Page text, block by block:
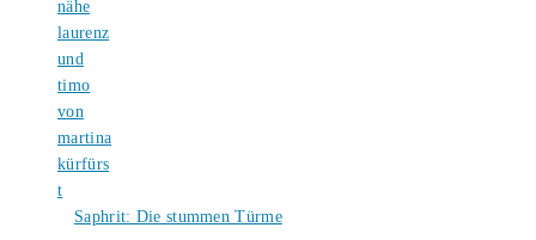
Saphrit: Die stummen Türme